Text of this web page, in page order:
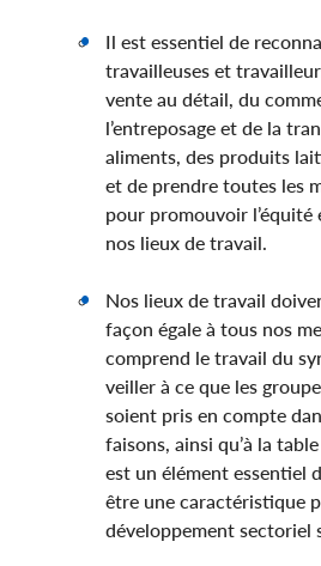
Il est essentiel de
travailleuses et
vente au détail, du
l’entreposage et de la
aliments, des produits
et de prendre toutes les
pour promouvoir l’équité
nos lieux de travail.
Nos lieux de travail
façon égale à tous nos
comprend le travail du
veiller à ce que les
soient pris en compte
faisons, ainsi qu’à la
est un élément essentiel
être une caractéristique
développement sectoriel